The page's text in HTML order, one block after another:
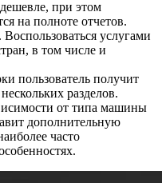
при этом
на полноте отчетов.
услугами
в том числе и
пользователь получит
разделов.
от типа машины
дополнительную
часто